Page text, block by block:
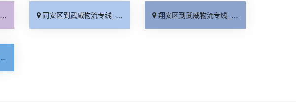
同安区到武威物流专线_保证时效「快运直达」 翔安区到武威物流专线_托运放心「托运省心」